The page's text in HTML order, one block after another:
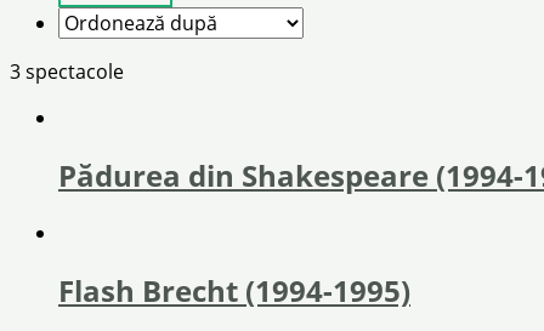
3 spectacole
Pădurea din Shakespeare (1994-
Flash Brecht (1994-1995)